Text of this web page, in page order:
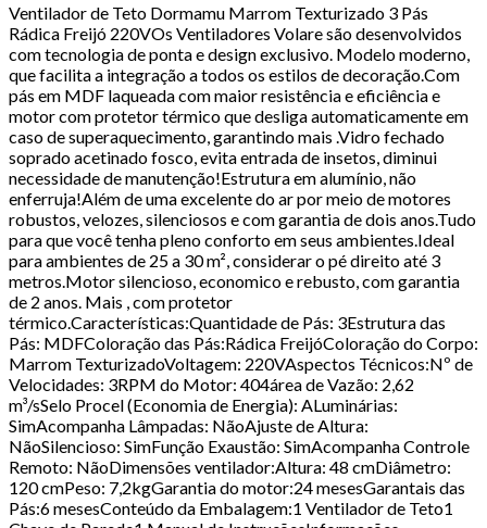
Ventilador de Teto Dormamu Marrom Texturizado 3 Pás
Rádica Freijó 220VOs Ventiladores Volare são desenvolvidos
com tecnologia de ponta e design exclusivo. Modelo moderno,
que facilita a integração a todos os estilos de decoração.Com
pás em MDF laqueada com maior resistência e eficiência e
motor com protetor térmico que desliga automaticamente em
caso de superaquecimento, garantindo mais .Vidro fechado
soprado acetinado fosco, evita entrada de insetos, diminui
necessidade de manutenção!Estrutura em alumínio, não
enferruja!Além de uma excelente do ar por meio de motores
robustos, velozes, silenciosos e com garantia de dois anos.Tudo
para que você tenha pleno conforto em seus ambientes.Ideal
para ambientes de 25 a 30 m², considerar o pé direito até 3
metros.Motor silencioso, economico e rebusto, com garantia
de 2 anos. Mais , com protetor
térmico.Características:Quantidade de Pás: 3Estrutura das
Pás: MDFColoração das Pás:Rádica FreijóColoração do Corpo:
Marrom TexturizadoVoltagem: 220VAspectos Técnicos:Nº de
Velocidades: 3RPM do Motor: 404área de Vazão: 2,62
m³/sSelo Procel (Economia de Energia): ALuminárias:
SimAcompanha Lâmpadas: NãoAjuste de Altura:
NãoSilencioso: SimFunção Exaustão: SimAcompanha Controle
Remoto: NãoDimensões ventilador:Altura: 48 cmDiâmetro:
120 cmPeso: 7,2kgGarantia do motor:24 mesesGarantais das
Pás:6 mesesConteúdo da Embalagem:1 Ventilador de Teto1